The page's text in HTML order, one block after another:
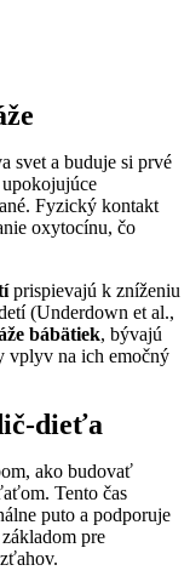
svet a buduje si prvé
Fyzický kontakt
oxytocínu, čo
prispievajú k zníženiu
(Underdown et al.,
bábätiek, bývajú
vplyv na ich emočný
dieťa
ako budovať
Tento čas
puto a podporuje
pre